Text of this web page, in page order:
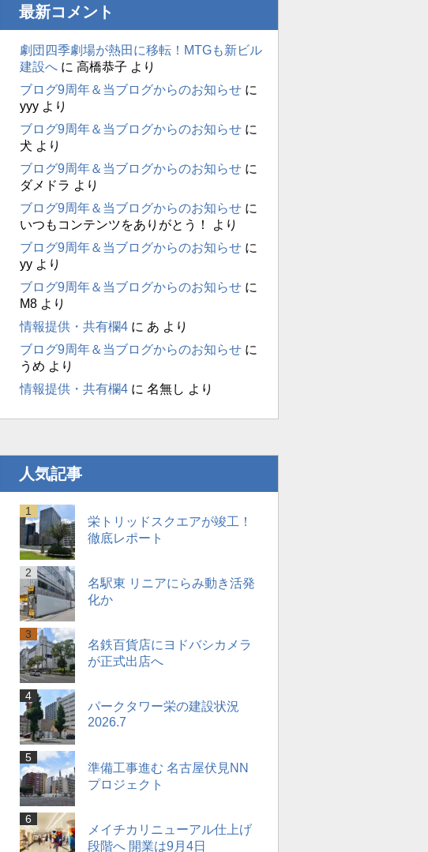
最新コメント
劇団四季劇場が熱田に移転！MTGも新ビル
建設へに 高橋恭子 より
ブログ9周年＆当ブログからのお知らせに
yyyより
ブログ9周年＆当ブログからのお知らせに
犬 より
ブログ9周年＆当ブログからのお知らせに
ダメドラ より
ブログ9周年＆当ブログからのお知らせに
いつもコンテンツをありがとう！
より
ブログ9周年＆当ブログからのお知らせに
yyより
ブログ9周年＆当ブログからのお知らせに
M8より
情報提供・共有欄4に あ より
ブログ9周年＆当ブログからのお知らせに
うめ より
情報提供・共有欄4に 名無し より
人気記事
栄トリッドスクエアが竣工！
徹底レポート
名駅東 リニアにらみ動き活発
化か
名鉄百貨店にヨドバシカメラ
が正式出店へ
パークタワー栄の建設状況
2026.7
準備工事進む 名古屋伏見NN
プロジェクト
メイチカリニューアル仕上げ
段階へ 開業は9月4日